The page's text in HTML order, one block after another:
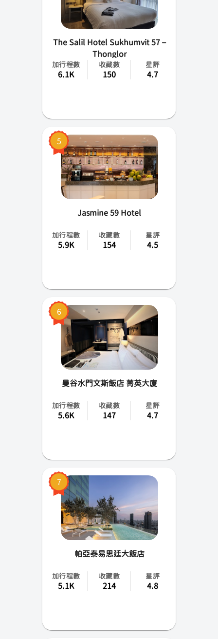
The Salil Hotel Sukhumvit 57 –
Thonglor
加行程數
6.1K
收藏數
150
星評
4.7
5
Jasmine 59 Hotel
加行程數
5.9K
收藏數
154
星評
4.5
6
曼谷水門文斯飯店 菁英大廈
加行程數
5.6K
收藏數
147
星評
4.7
7
帕亞泰易思廷大飯店
加行程數
5.1K
收藏數
214
星評
4.8